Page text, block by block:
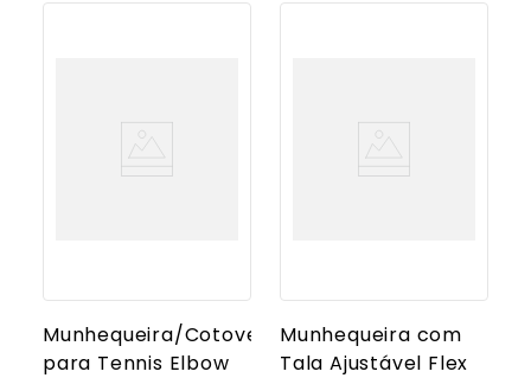
Munhequeira/Cotoveleira
para Tennis Elbow
Munhequeira com
Tala Ajustável Flex